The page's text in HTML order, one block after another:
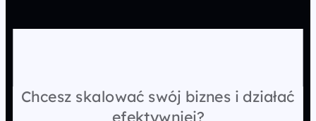
Chcesz skalować swój biznes i działać